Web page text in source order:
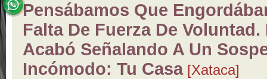
Pensábamos Que
Falta De Fuerza De
Acabó Señalando A Un
Incómodo: Tu Casa[Xataca]